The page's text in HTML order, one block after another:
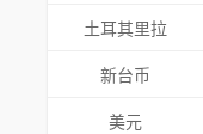
土耳其里拉
新台币
美元